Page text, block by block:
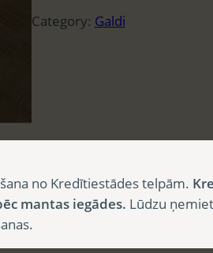
Category: Galdi
no Kredītiestādes telpām.
mantas iegādes. Lūdzu